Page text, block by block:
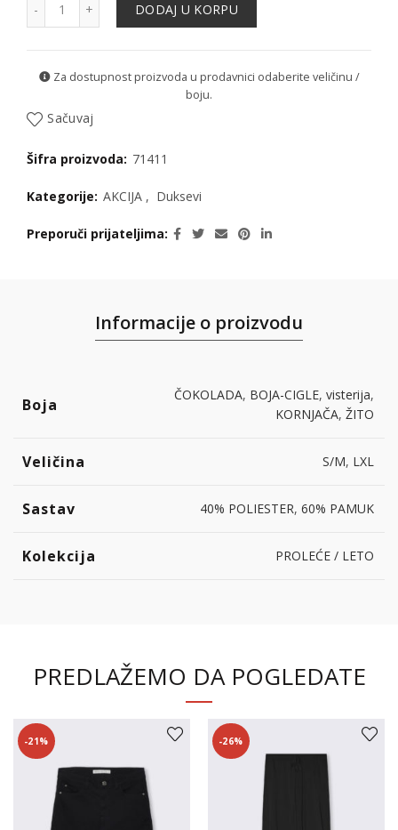
DODAJ U KORPU
Za dostupnost proizvoda u prodavnici odaberite veličinu /
boju.
Sačuvaj
Šifra proizvoda: 71411
Kategorije: AKCIJA , Duksevi
Preporuči prijateljima
Informacije o proizvodu
Boja
ČOKOLADA, BOJA-CIGLE, visterija,
KORNJAČA, ŽITO
Veličina S/M, LXL
Sastav 40% POLIESTER, 60% PAMUK
Kolekcija PROLEĆE / LETO
PREDLAŽEMO DA POGLEDATE
-21% -26%